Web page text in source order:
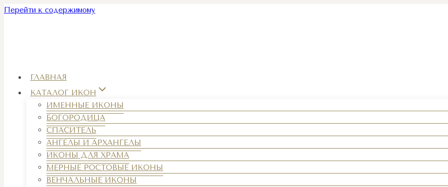
Перейти к содержимому
ГЛАВНАЯ
КАТАЛОГ ИКОН
ИМЕННЫЕ ИКОНЫ
БОГОРОДИЦА
СПАСИТЕЛЬ
АНГЕЛЫ И АРХАНГЕЛЫ
ИКОНЫ ДЛЯ ХРАМА
МЕРНЫЕ РОСТОВЫЕ ИКОНЫ
ВЕНЧАЛЬНЫЕ ИКОНЫ